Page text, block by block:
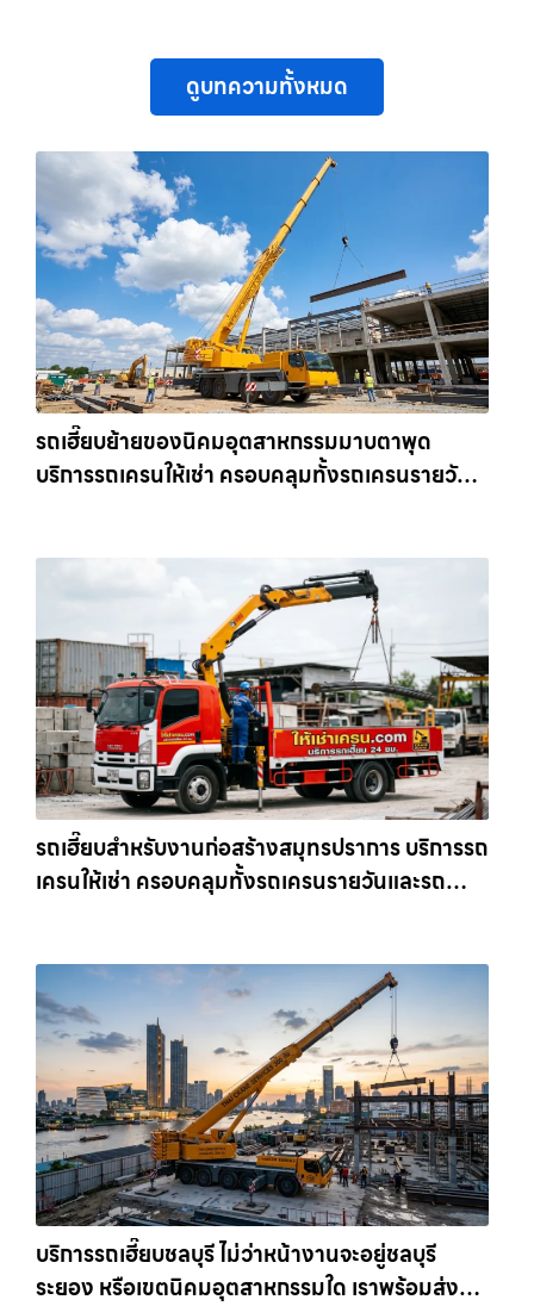
ดูบทความทั้งหมด
รถเฮี๊ยบย้ายของนิคมอุตสาหกรรมมาบตาพุด
บริการรถเครนให้เช่า ครอบคลุมทั้งรถเครนรายวัน
รถเฮี๊ยบสำหรับงานก่อสร้างสมุทรปราการ บริการรถ
เครนให้เช่า ครอบคลุมทั้งรถเครนรายวันและรถ
บริการรถเฮี๊ยบชลบุรี ไม่ว่าหน้างานจะอยู่ชลบุรี
ระยอง หรือเขตนิคมอุตสาหกรรมใด เราพร้อมส่งรถ